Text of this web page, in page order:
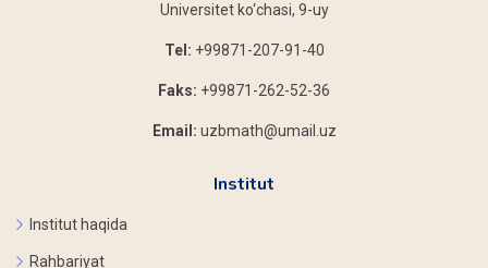
Universitet ko‘chasi, 9-uy
Tel: +99871-207-91-40
Faks: +99871-262-52-36
Email: uzbmath@umail.uz
Institut
Institut haqida
Rahbariyat